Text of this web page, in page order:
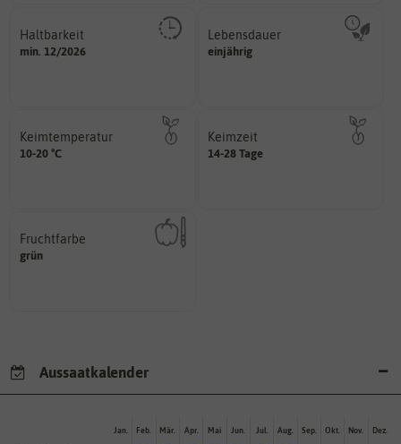
Haltbarkeit
min. 12/2026
und Pflanzgut sehr gut keimen
sollte.
Keimzeit
14-28 Tage
unter Idealbedingungen das
erste Keimblattpaar zeigt?
Keimtemperatur
10-20 °C
für die Keimung des Samenkorns
am idealsten?
Lebensdauer
einjährig
einjährig, zweijährig oder
mehrjährig.
Fruchtfarbe
grün
sie nach dem Reifungsprozess
hat.
Aussaatkalender
Jan. Feb. Mär. Apr. Mai Jun. Jul. Aug. Sep. Okt. Nov. Dez.